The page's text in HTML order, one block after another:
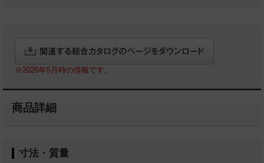
※2026年5月時の情報です。
商品詳細
寸法・質量